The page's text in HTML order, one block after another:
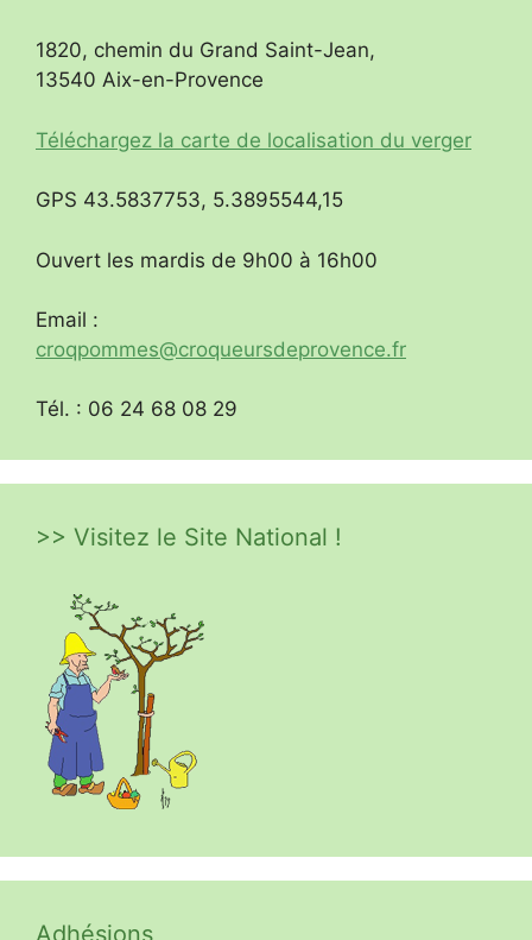
1820, chemin du Grand Saint-Jean,
13540 Aix-en-Provence
Téléchargez la carte de localisation du verger
GPS 43.5837753, 5.3895544,15
Ouvert les mardis de 9h00 à 16h00
Email :
croqpommes@croqueursdeprovence.fr
Tél. : 06 24 68 08 29
>> Visitez le Site National !